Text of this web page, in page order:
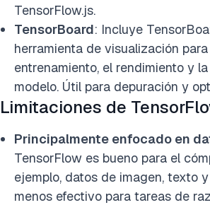
TensorFlow.js.
TensorBoard: Incluye
herramienta de visualización
entrenamiento, el rendimiento y
modelo. Útil para depuración y
Limitaciones de
Principalmente enfocado en
TensorFlow es bueno para el
ejemplo, datos de imagen, texto
menos efectivo para tareas de